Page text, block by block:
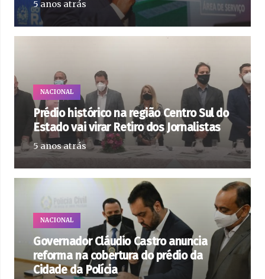
5 anos atrás
NACIONAL
Prédio histórico na região Centro Sul do
Estado vai virar Retiro dos Jornalistas
5 anos atrás
NACIONAL
Governador Cláudio Castro anuncia
reforma na cobertura do prédio da
Cidade da Polícia